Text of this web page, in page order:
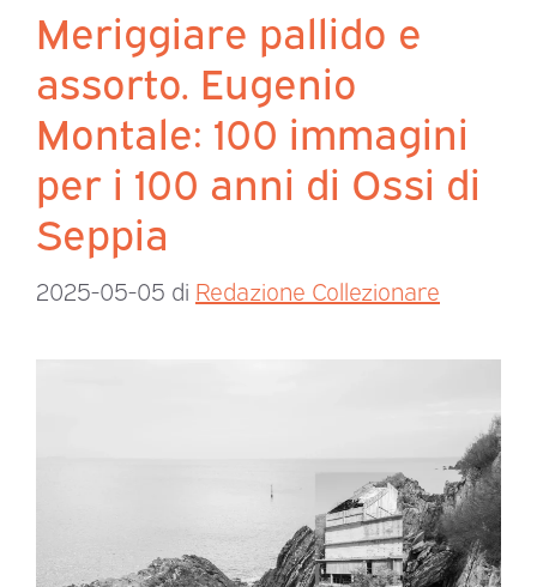
Meriggiare pallido e
assorto. Eugenio
Montale: 100 immagini
per i 100 anni di Ossi di
Seppia
2025-05-05 di Redazione Collezionare